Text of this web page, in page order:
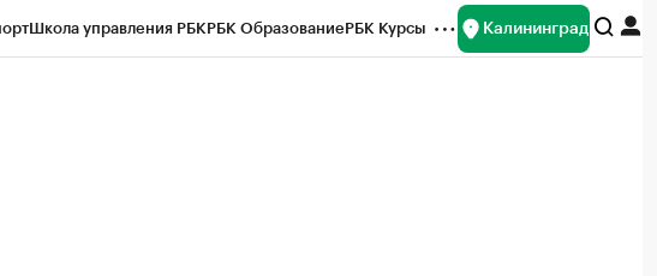
Школа управления РБКРБК ОбразованиеРБК Курсы Калининград